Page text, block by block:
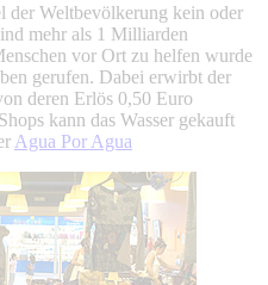
der Weltbevölkerung kein oder
mehr als 1 Milliarden
vor Ort zu helfen wurde
gerufen. Dabei erwirbt der
deren Erlös 0,50 Euro
kann das Wasser gekauft
Agua Por Agua